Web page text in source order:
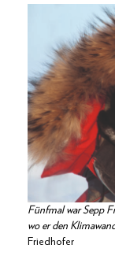
Fünfmal war Sepp
wo er den
Friedhofer